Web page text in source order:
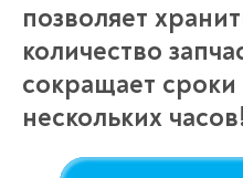
позволяет
количество
сокращает
нескольких